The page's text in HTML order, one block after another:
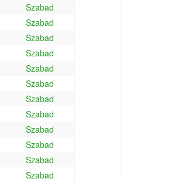
Szabad
Szabad
Szabad
Szabad
Szabad
Szabad
Szabad
Szabad
Szabad
Szabad
Szabad
Szabad